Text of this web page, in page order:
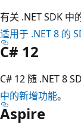
有关 .NET SDK 中
适用于 .NET 8 的
C# 12
C# 12 随 .NET 8
中的新增功能。
Aspire